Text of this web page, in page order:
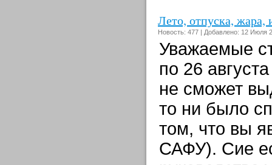
Лето, отпуска, жара,
Новость: 477 | Добавлено: 12 Июля
Уважаемые
по 26
не сможет
то ни было
том, что вы
САФУ). Сие